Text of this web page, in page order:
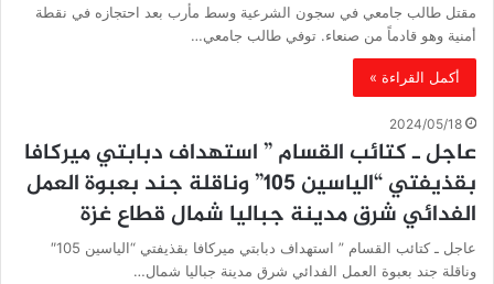
مقتل طالب جامعي في سجون الشرعية وسط مأرب بعد احتجازه في نقطة
أمنية وهو قادماً من صنعاء. توفي طالب جامعي…
أكمل القراءة »
2024/05/18
عاجل ـ كتائب القسام ” استهداف دبابتي ميركافا
بقذيفتي “الياسين 105” وناقلة جند بعبوة العمل
الفدائي شرق مدينة جباليا شمال قطاع غزة
عاجل ـ كتائب القسام ” استهداف دبابتي ميركافا بقذيفتي “الياسين 105″
وناقلة جند بعبوة العمل الفدائي شرق مدينة جباليا شمال…